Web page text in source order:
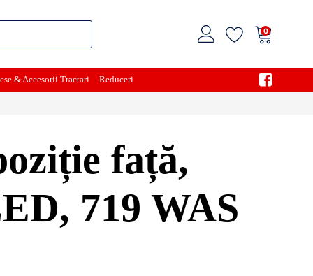
0
& Accesorii Tractari Reduceri
față,
719 WAS